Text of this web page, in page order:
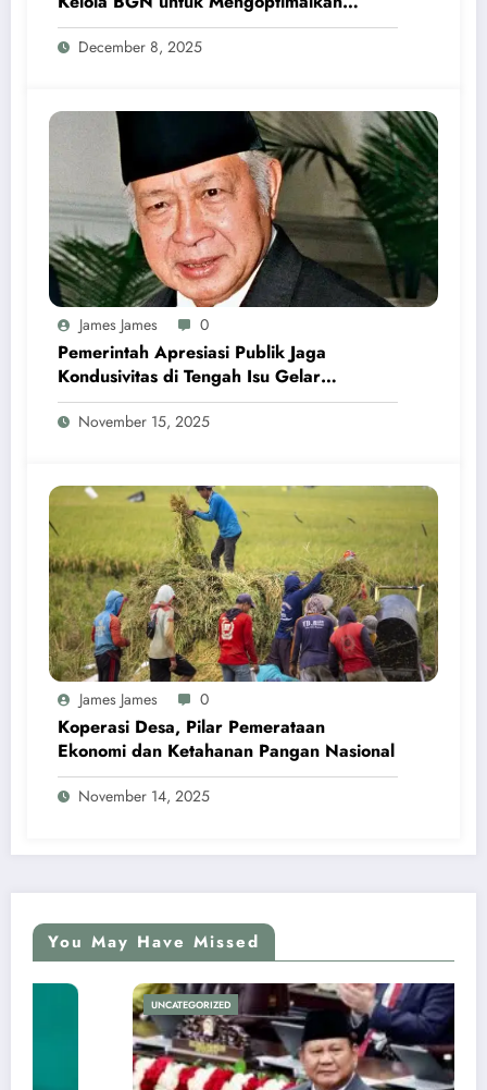
Program MBG
December 8, 2025
James James 0
Pemerintah Apresiasi Publik Jaga
Kondusivitas di Tengah Isu Gelar
Pahlawan Soeharto
November 15, 2025
James James 0
Koperasi Desa, Pilar Pemerataan
Ekonomi dan Ketahanan Pangan Nasional
November 14, 2025
You May Have Missed